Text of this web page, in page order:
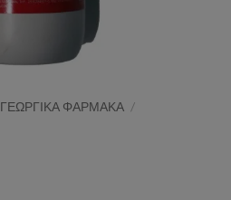
ΓΕΩΡΓΙΚΑ ΦΑΡΜΑΚΑ /